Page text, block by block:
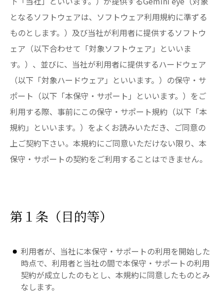
となるソフトウェアは、ソフトウェア利用規約に準ずる
ものとします。）及び当社が利用者に提供するソフトウ
ェア（以下合わせて「対象ソフトウェア」といいま
す。）、並びに、当社が利用者に提供するハードウェア
（以下「対象ハードウェア」といいます。）の保守・サ
ポート（以下「本保守・サポート」といいます。）をご
利用する際、事前にこの保守・サポート規約（以下「本
規約」といいます。）をよくお読みいただき、ご同意の
上ご契約下さい。本規約にご同意いただけない限り、本
保守・サポートの契約をご利用することはできません。
第１条（目的等）
利用者が、当社に本保守・サポートの利用を開始した
時点で、利用者と当社の間で本保守・サポートの利用
契約が成立したのもとし、本規約に同意したものとみ
なします。